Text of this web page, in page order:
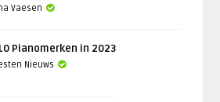
Vaesen
Pianomerken in 2023
Nieuws